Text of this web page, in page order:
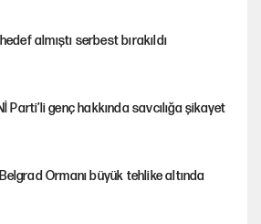
hedef almıştı serbest bırakıldı
Parti’li genç hakkında savcılığa şikayet
Ormanı büyük tehlike altında